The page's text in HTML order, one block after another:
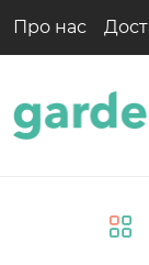
Про нас